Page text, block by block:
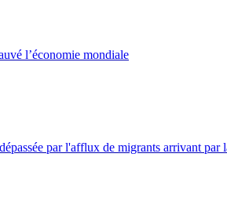
l’économie mondiale
par l'afflux de migrants arrivant par